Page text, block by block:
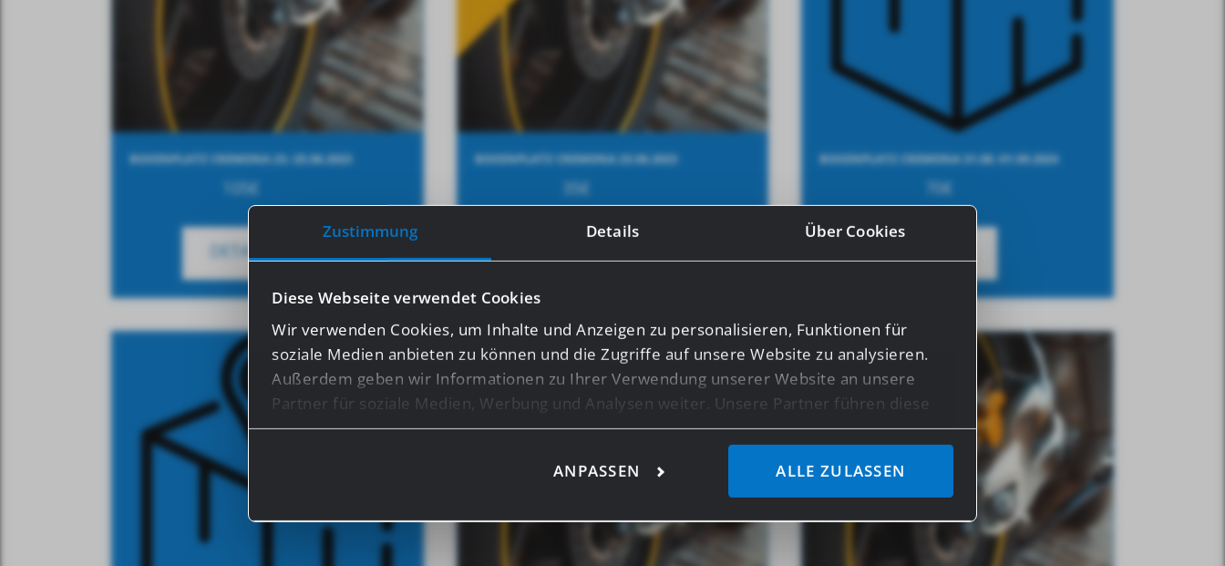
Zustimmung Details Über Cookies
Diese Webseite verwendet Cookies
Wir verwenden Cookies, um Inhalte und Anzeigen zu personalisieren, Funktionen für
soziale Medien anbieten zu können und die Zugriffe auf unsere Website zu analysieren.
Außerdem geben wir Informationen zu Ihrer Verwendung unserer Website an unsere
Partner für soziale Medien, Werbung und Analysen weiter. Unsere Partner führen diese
Informationen möglicherweise mit weiteren Daten zusammen, die Sie ihnen bereitgestellt
haben oder die sie im Rahmen Ihrer Nutzung der Dienste gesammelt haben.
Bei bestimmten Diensten wie Google Analytics kann eine Speicherung von Daten in
Drittländern, wie z.B. USA, nicht ausgeschlossen werden.
ANPASSEN ALLE ZULASSEN
BOXENPLATZ CREMONA 23.-25.06.2023
105€
DETAILS
BOXENPLATZ CREMONA 23.06.2023
35€
BOXENPLATZ CREMONA 31.08.-01.09.2024
70€